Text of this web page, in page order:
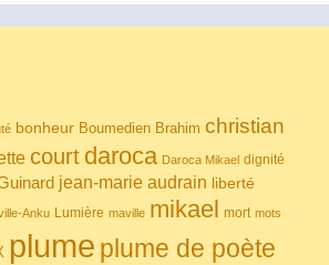
bonheur Boumedien Brahim christian
court daroca Daroca Mikael dignité
jean-marie audrain liberté
Anku Lumière maville mikael mort mots
plume plume de poète